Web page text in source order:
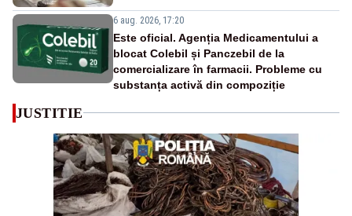
6 aug. 2026, 17:20
Este oficial. Agenția Medicamentului a
blocat Colebil și Panczebil de la
comercializare în farmacii. Probleme cu
substanța activă din compoziție
JUSTITIE